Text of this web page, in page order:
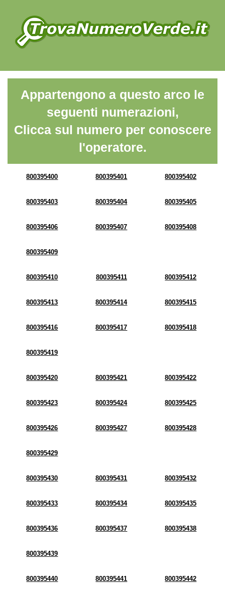
Appartengono a questo arco le
seguenti numerazioni,
Clicca sul numero per conoscere
l'operatore.
800395400 800395401 800395402
800395403 800395404 800395405
800395406 800395407 800395408
800395409
800395410 800395411 800395412
800395413 800395414 800395415
800395416 800395417 800395418
800395419
800395420 800395421 800395422
800395423 800395424 800395425
800395426 800395427 800395428
800395429
800395430 800395431 800395432
800395433 800395434 800395435
800395436 800395437 800395438
800395439
800395440 800395441 800395442